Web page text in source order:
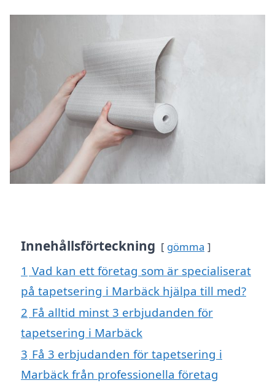
Innehållsförteckning gömma
1 Vad kan ett företag som är specialiserat
på tapetsering i Marbäck hjälpa till med?
2 Få alltid minst 3 erbjudanden för
tapetsering i Marbäck
3 Få 3 erbjudanden för tapetsering i
Marbäck från professionella företag